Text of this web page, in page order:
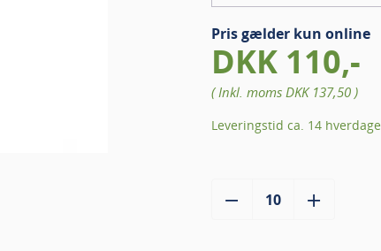
Pris gælder kun online
DKK 110,-
( Inkl. moms DKK 137,50 )
Leveringstid ca. 14 hverdage